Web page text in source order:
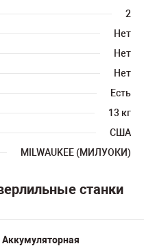
2
Нет
Нет
Нет
Есть
13 кг
США
MILWAUKEE (МИЛУОКИ)
станки
Аккумуляторная